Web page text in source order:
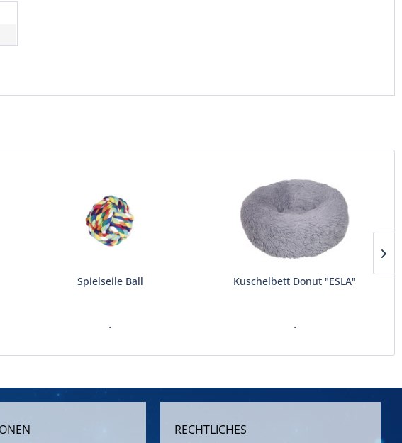
Spielseile Ball
.
Kuschelbett Donut "ESLA"
.
RECHTLICHES